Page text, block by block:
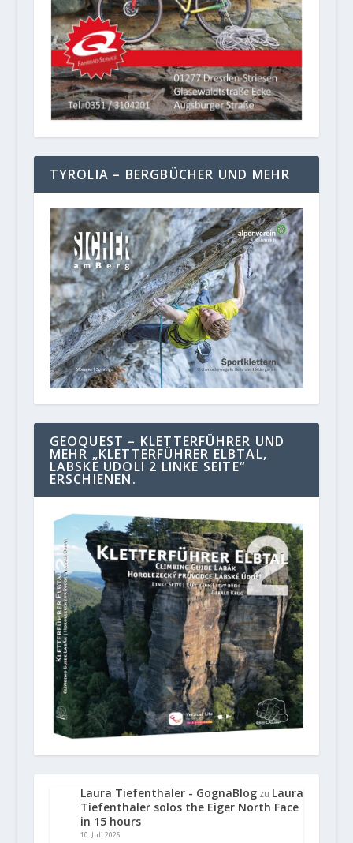
TYROLIA – BERGBÜCHER UND MEHR
GEOQUEST – KLETTERFÜHRER UND
MEHR „KLETTERFÜHRER ELBTAL,
LABSKE UDOLI 2 LINKE SEITE“
ERSCHIENEN.
Laura Tiefenthaler - GognaBlogzu Laura
Tiefenthaler solos the Eiger North Face
in 15 hours
10. Juli 2026